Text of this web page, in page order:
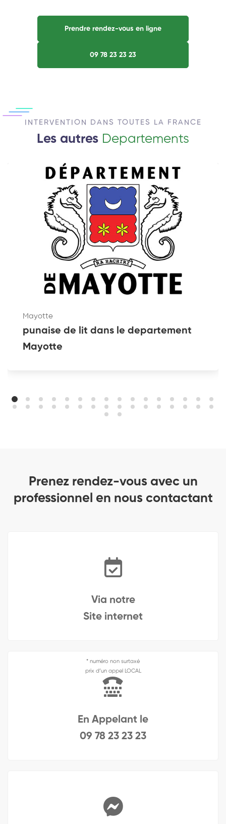
Prendre rendez-vous en ligne
09 78 23 23 23
INTERVENTION DANS TOUTES LA FRANCE
Les autres Departements
Mayotte
punaise de lit dans le departement
Mayotte
Prenez rendez-vous avec un
professionnel en nous contactant
Via notre
Site internet
* numéro non surtaxé
prix d’un appel LOCAL
En Appelant le
09 78 23 23 23